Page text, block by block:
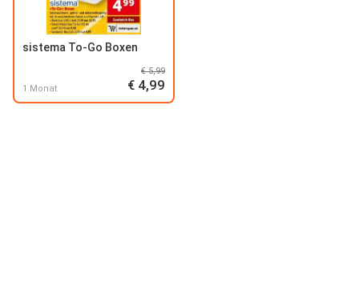
sistema To-Go Boxen
1 Monat
€ 5,99
€ 4,99